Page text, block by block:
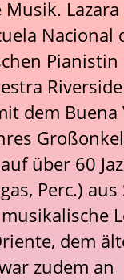
Lazara
Nacional
dem Buena
über 60
Perc.)
dem
zudem an